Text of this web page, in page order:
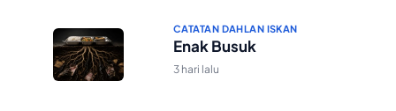
CATATAN DAHLAN ISKAN
Enak Busuk
3 hari lalu